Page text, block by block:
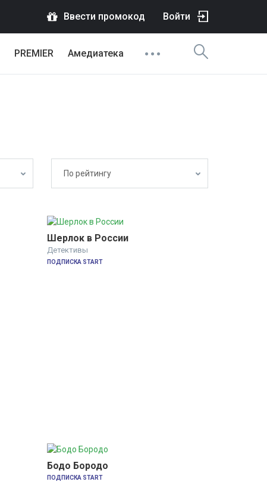
Ввести промокод Войти
PREMIER Амедиатека
По рейтингу
Шерлок в России
Детективы
ПОДПИСКА START
Бодо Бородо
ПОДПИСКА START